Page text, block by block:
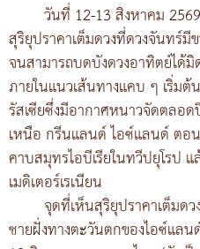
วันที่ 12-13 สิงหาคม
สุริยุปราคาเต็มดวงที่ดวงจันทร์
จนสามารถบดบังดวงอาทิตย์ได้
ภายในแนวเส้นทางแคบ ๆ เริ่มต้
รัสเซียซึ่งมีอากาศหนาวจัดตลอ
เหนือ กรีนแลนด์ ไอซ์แลนด์ ต
คาบสมุทรไอบีเรียในทวีปยุโรป
เมดิเตอร์เรเนียน
จุดที่เห็นสุริยุปราคาเต็มด
ชายฝั่งทางตะวันตกของไอซ์แล